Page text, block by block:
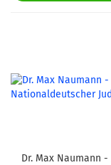
Dr. Max Naumann